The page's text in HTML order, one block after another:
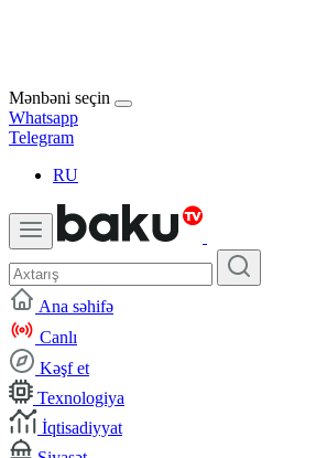
Mənbəni seçin
Whatsapp
Telegram
RU
Ana səhifə
Canlı
Kəşf et
Texnologiya
İqtisadiyyat